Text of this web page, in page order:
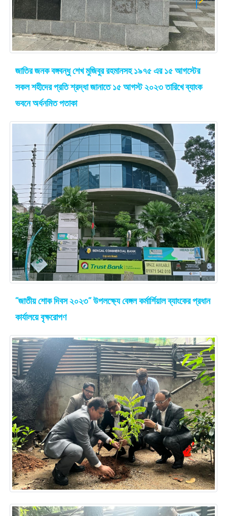
জাতির জনক বঙ্গবন্ধু শেখ মুজিবুর রহমানসহ ১৯৭৫ এর ১৫ আগস্টের
সকল শহীদের প্রতি শ্রদ্ধা জানাতে ১৫ আগস্ট ২০২৩ তারিখে ব্যাংক
ভবনে অর্ধনমিত পতাকা
”জাতীয় শোক দিবস ২০২৩” উপলক্ষ্যে বেঙ্গল কর্মার্শিয়াল ব্যাংকের প্রধান
কার্যালয়ে বৃক্ষরোপণ